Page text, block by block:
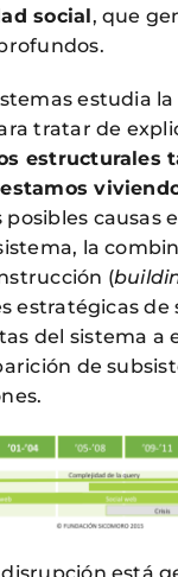
social, que
estudia
tratar de
estructurales
estamos
causas
la
(
estratégicas de
del sistema a
de
está